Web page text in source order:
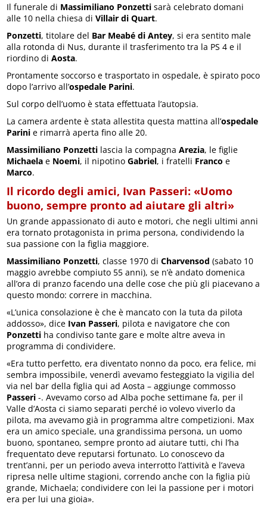
Il funerale di Massimiliano Ponzetti sarà celebrato domani
alle 10 nella chiesa diVillair di Quart.
Ponzetti, titolare del Bar Meabé di Antey, si era sentito male
alla rotonda di Nus, durante il trasferimento tra la PS 4 e il
riordino diAosta.
Prontamente soccorso e trasportato in ospedale, è spirato poco
dopo l’arrivo all’ospedale Parini.
Sul corpo dell’uomo è stata effettuata l’autopsia.
La camera ardente è stata allestita questa mattina all’ospedale
Parini e rimarrà aperta fino alle 20.
Massimiliano Ponzetti lascia la compagnaArezia, le figlie
Michaela e Noemi, il nipotinoGabriel, i fratelli Franco e
Marco.
Il ricordo degli amici, Ivan Passeri: «Uomo
buono, sempre pronto ad aiutare gli altri»
Un grande appassionato di auto e motori, che negli ultimi anni
era tornato protagonista in prima persona, condividendo la
sua passione con la figlia maggiore.
Massimiliano Ponzetti, classe 1970 diCharvensod (sabato 10
maggio avrebbe compiuto 55 anni), se n’è andato domenica
all’ora di pranzo facendo una delle cose che più gli piacevano a
questo mondo: correre in macchina.
«L’unica consolazione è che è mancato con la tuta da pilota
addosso», dice Ivan Passeri, pilota e navigatore che con
Ponzetti ha condiviso tante gare e molte altre aveva in
programma di condividere.
«Era tutto perfetto, era diventato nonno da poco, era felice, mi
sembra impossibile, venerdì avevamo festeggiato la vigilia del
via nel bar della figlia qui ad Aosta – aggiunge commosso
Passeri -. Avevamo corso ad Alba poche settimane fa, per il
Valle d’Aosta ci siamo separati perché io volevo viverlo da
pilota, ma avevamo già in programma altre competizioni. Max
era un amico speciale, una grandissima persona, un uomo
buono, spontaneo, sempre pronto ad aiutare tutti, chi l’ha
frequentato deve reputarsi fortunato. Lo conoscevo da
trent’anni, per un periodo aveva interrotto l’attività e l’aveva
ripresa nelle ultime stagioni, correndo anche con la figlia più
grande, Michaela; condividere con lei la passione per i motori
era per lui una gioia».